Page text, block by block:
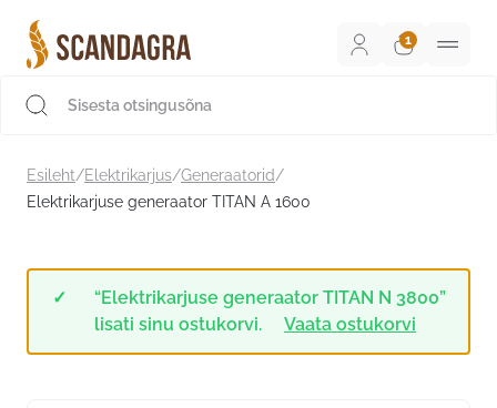
sisu
juurde
Esileht/Elektrikarjus/Generaatorid/
Elektrikarjuse generaator TITAN A 1600
“Elektrikarjuse generaator TITAN N 3800”
lisati sinu ostukorvi.
Vaata ostukorvi